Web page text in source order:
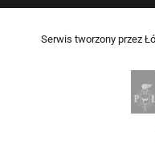
Serwis tworzony przez